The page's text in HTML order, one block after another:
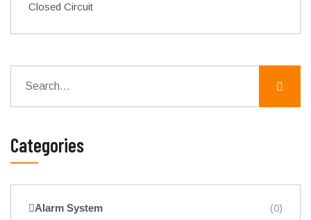
Closed Circuit
Categories
Alarm System (0)